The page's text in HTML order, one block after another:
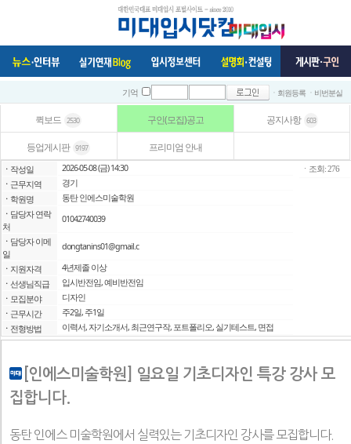
기억 ㆍ회원등록 ㆍ비번분실
퀵보드 2530 구인(모집)공고 공지사항 603
등업게시판 9197 프리미엄 안내
ㆍ 작성일
2026-05-08 (금) 14:30
ㆍ 근무지역
경기
ㆍ 학원명
동탄 인에스미술학원
ㆍ 담당자 연락
처
01042740039
ㆍ 담당자 이메
일
dongtanins01@gmail.c
ㆍ 지원자격
4년제졸 이상
ㆍ 선생님직급
입시반전임, 예비반전임
ㆍ 모집분야
디자인
ㆍ 근무시간
주2일, 주1일
ㆍ 전형방법 이력서, 자기소개서, 최근연구작, 포트폴리오, 실기테스트, 면접
ㆍ조회: 276
[인에스미술학원] 일요일 기초디자인 특강 강사 모
집합니다.
동탄 인에스 미술학원에서 실력있는 기초디자인 강사를 모집합니다.